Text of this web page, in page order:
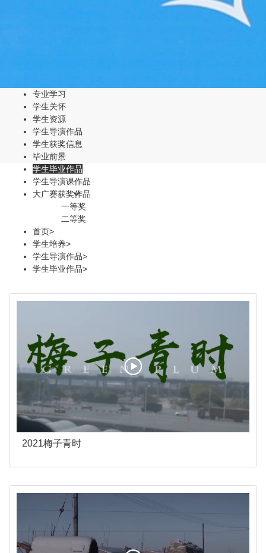
专业学习
学生关怀
学生资源
学生导演作品
学生获奖信息
毕业前景
学生毕业作品
学生导演课作品
大广赛获奖作品
一等奖
二等奖
首页>
学生培养>
学生导演作品>
学生毕业作品>
2021梅子青时